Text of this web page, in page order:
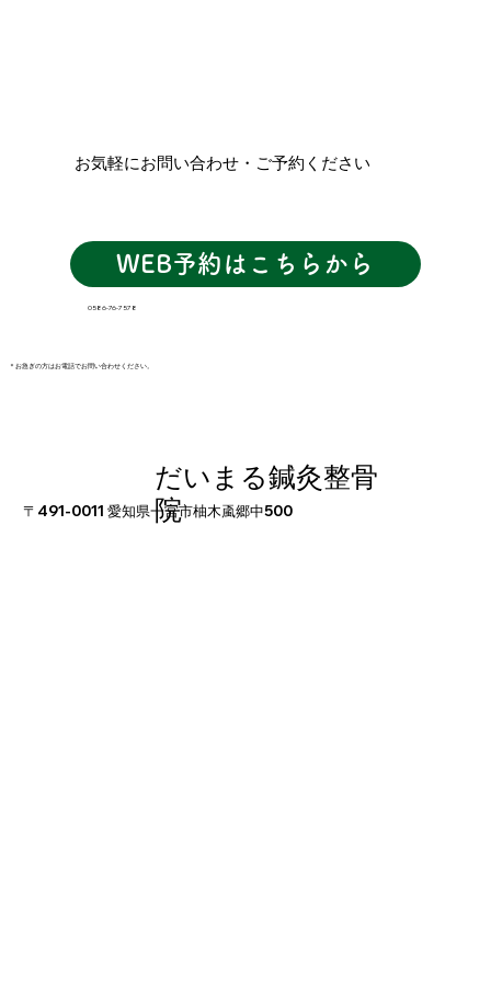
お気軽にお問い合わせ・ご予約ください
0586-76-7578
WEB予約はこちらから
​＊お急ぎの方はお電話でお問い合わせください。
だいまる鍼灸整骨
院
〒491-0011 愛知県一宮市柚木颪郷中500